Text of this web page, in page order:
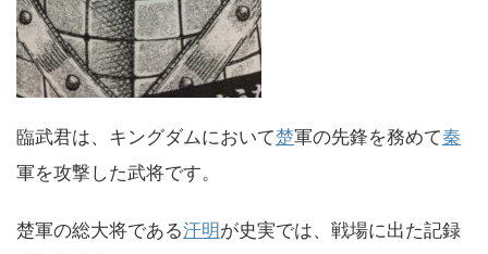
臨武君は、キングダムにおいて楚軍の先鋒を務めて秦
軍を攻撃した武将です。
楚軍の総大将である汗明 が史実では、戦場に出た記録